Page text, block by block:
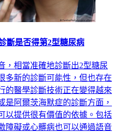
斷是否得第2型糖尿病
，相當准確地診斷出2型糖尿
多新的診斷可能性，但也存在
的醫學診斷技術正在變得越來
是阿爾茨海默症的診斷方面，
以提供很有價值的依據。包括
障礙或心髒病也可以通過語音